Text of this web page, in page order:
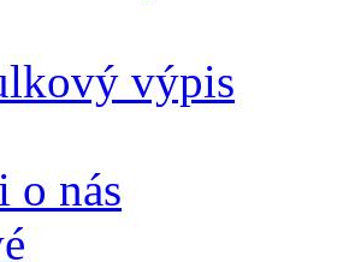
výpis
o nás